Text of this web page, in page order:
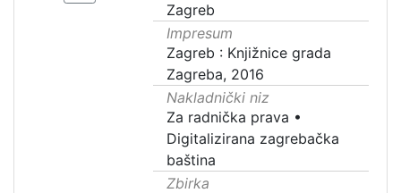
Zagreb
Impresum
Zagreb : Knjižnice grada
Zagreba, 2016
Nakladnički niz
Za radnička prava •
Digitalizirana zagrebačka
baština
Zbirka